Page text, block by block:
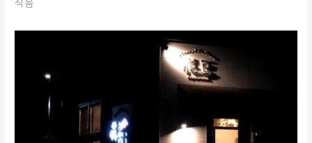
식음